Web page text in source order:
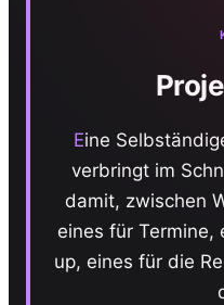
Eine Selbständige oder eine kleine Praxis
verbringt im
damit, zwischen
eines für Termine,
up, eines für die